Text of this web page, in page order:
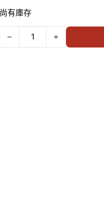
尚有庫存
TAKARA TOMY